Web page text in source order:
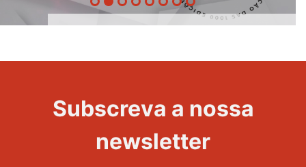
Evento
Subscreva a nossa
newsletter